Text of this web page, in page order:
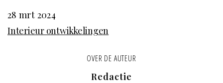
28 mrt 2024
Interieur ontwikkelingen
OVER DE AUTEUR
Redactie